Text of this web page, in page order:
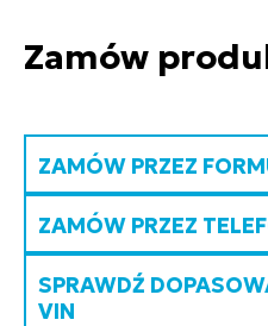
Zamów
ZAMÓW PRZEZ
ZAMÓW PRZEZ
SPRAWDŹ
VIN